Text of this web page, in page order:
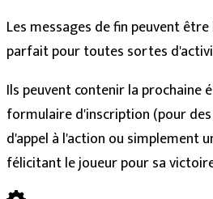
Les messages de fin peuvent
parfait pour toutes sortes
Ils peuvent contenir la prochaine
formulaire d'inscription (pour
d'appel à l'action ou simplement
félicitant le joueur pour sa